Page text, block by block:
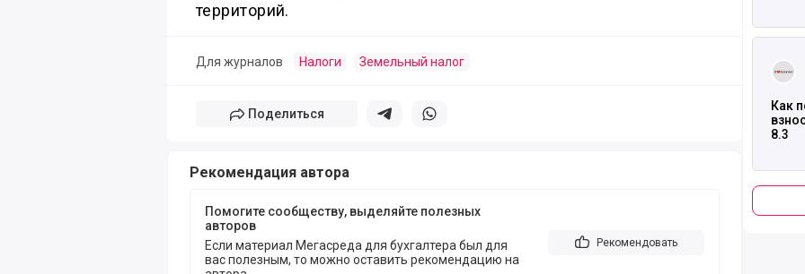
территорий.
Для журналов Налоги Земельный налог
Поделиться Поделиться в телеграм
Поделиться в whatsapp
Рекомендация автора
Помогите сообществу, выделяйте полезных
авторов
Если материал Мегасреда для бухгалтера был для
вас полезным, то можно оставить рекомендацию на
Рекомендовать
Как
8.3